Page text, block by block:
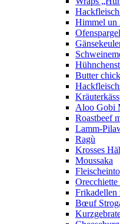
Himmel un
Ofenspargel
Butter
Aloo Gobi
Roastbeef
Lamm-
Ragù
Krosses
Moussaka
Orecchiette
Frikadellen
Bœuf